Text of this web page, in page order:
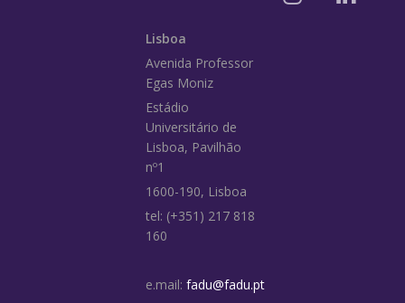
Lisboa
Avenida Professor
Egas Moniz
Estádio
Universitário de
Lisboa, Pavilhão
nº1
1600-190, Lisboa
tel: (+351) 217 818
160
e.mail: fadu@fadu.pt